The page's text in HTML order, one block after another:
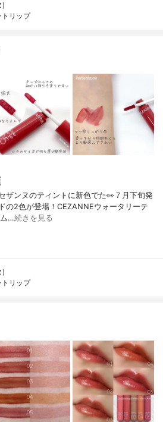
)
トリップ
ザンヌのティントに新色でた👀７月下旬発
の2色が登場！CEZANNEウォータリーテ
ム…続きを見る
)
トリップ